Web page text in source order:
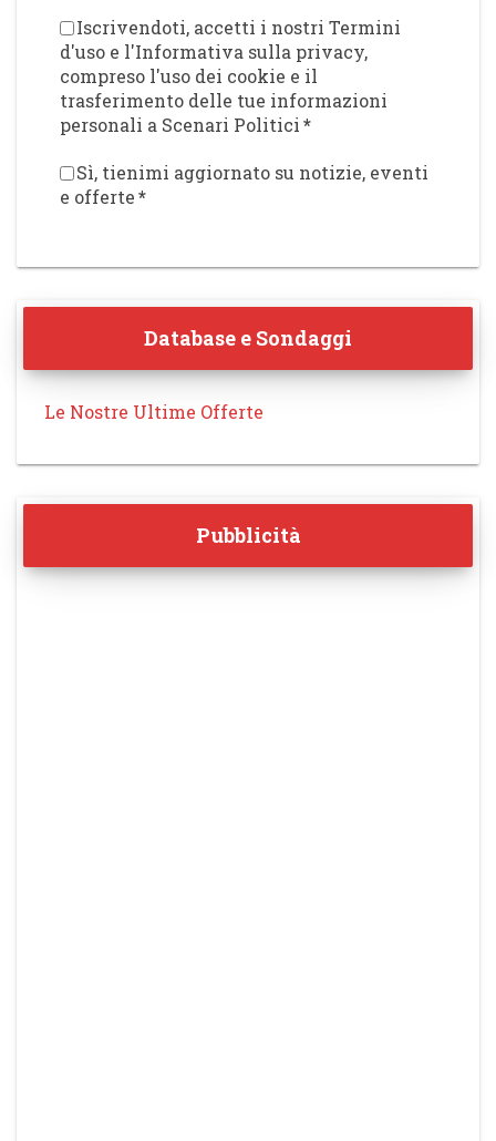
Iscrivendoti, accetti i nostri Termini
d'uso e l'Informativa sulla privacy,
compreso l'uso dei cookie e il
trasferimento delle tue informazioni
personali a Scenari Politici*
Sì, tienimi aggiornato su notizie, eventi
e offerte*
Database e Sondaggi
Le Nostre Ultime Offerte
Pubblicità